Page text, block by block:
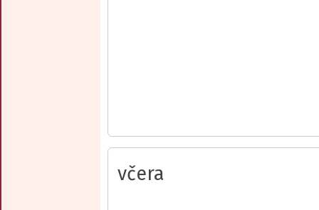
včera